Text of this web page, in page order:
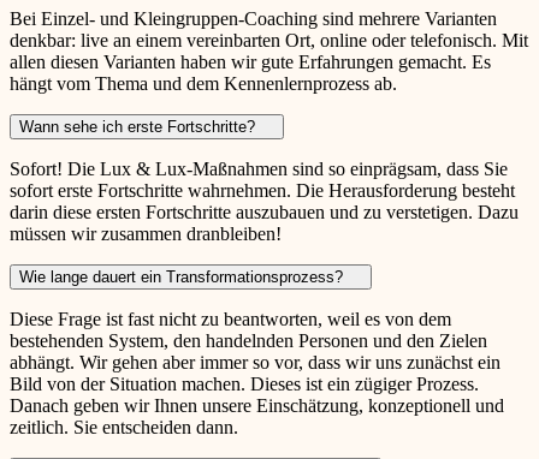
Bei Einzel- und Kleingruppen-Coaching sind mehrere Varianten
denkbar: live an einem vereinbarten Ort, online oder telefonisch. Mit
allen diesen Varianten haben wir gute Erfahrungen gemacht. Es
hängt vom Thema und dem Kennenlernprozess ab.
Wann sehe ich erste Fortschritte?
Sofort! Die Lux & Lux-Maßnahmen sind so einprägsam, dass Sie
sofort erste Fortschritte wahrnehmen. Die Herausforderung besteht
darin diese ersten Fortschritte auszubauen und zu verstetigen. Dazu
müssen wir zusammen dranbleiben!
Wie lange dauert ein Transformationsprozess?
Diese Frage ist fast nicht zu beantworten, weil es von dem
bestehenden System, den handelnden Personen und den Zielen
abhängt. Wir gehen aber immer so vor, dass wir uns zunächst ein
Bild von der Situation machen. Dieses ist ein zügiger Prozess.
Danach geben wir Ihnen unsere Einschätzung, konzeptionell und
zeitlich. Sie entscheiden dann.